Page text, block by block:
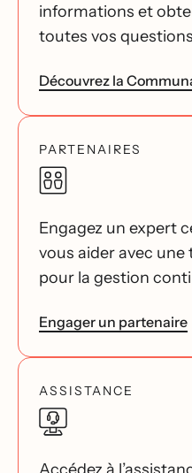
informations et
toutes vos
Découvrez la
PARTENAIRES
Engagez un expert
vous aider avec
pour la gestion
Engager un partenaire
ASSISTANCE